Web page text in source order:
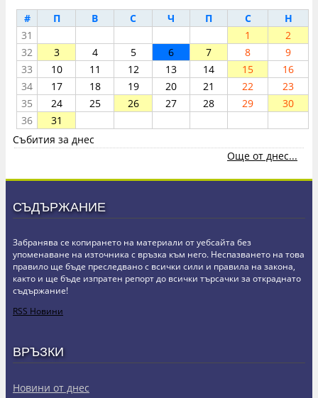
# П В С Ч П С
Н
31
1
2
32
3 4 5 6 7 8
9
33
10 11 12 13 14 15
16
34
17 18 19 20 21 22
23
35
24 25 26 27 28 29
30
36
31
Събития за днес
Още от днес...
СЪДЪРЖАНИЕ
Забранява се копирането на материали от уебсайта без
упоменаване на източника с връзка към него. Неспазването на това
правило ще бъде преследвано с всички сили и правила на закона,
както и ще бъде изпратен репорт до всички търсачки за откраднато
съдържание!
RSS Новини
ВРЪЗКИ
Новини от днес